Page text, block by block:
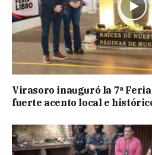
Virasoro inauguró la 7ª
fuerte acento local e